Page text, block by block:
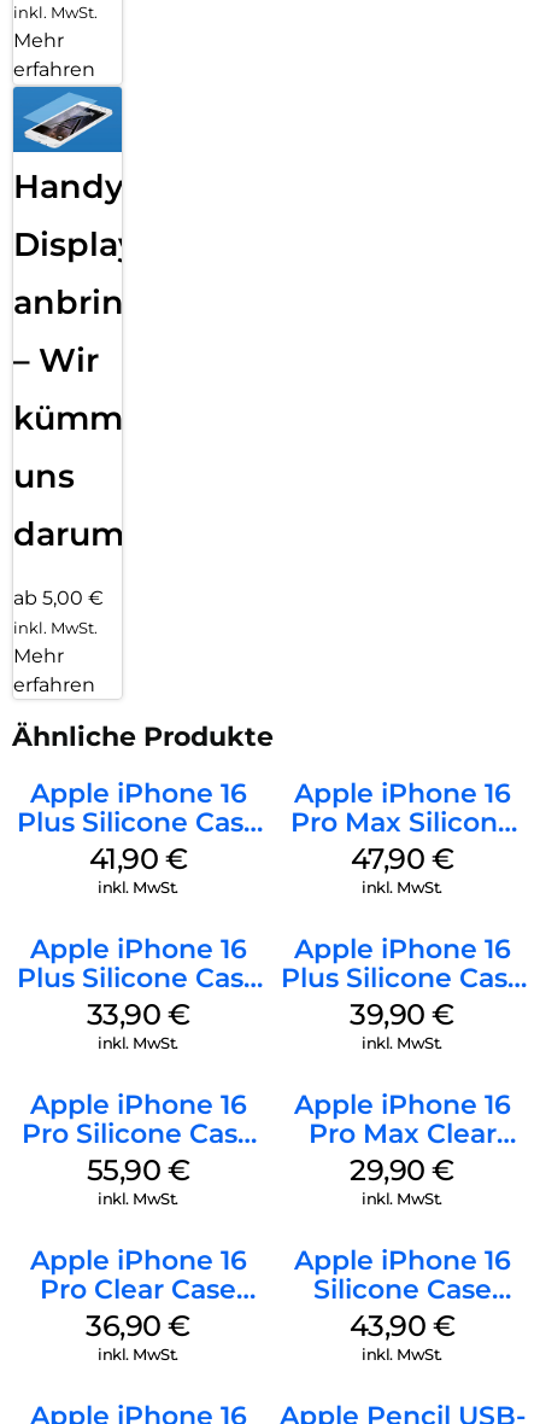
inkl. MwSt.
Mehr
erfahren
Handy
Displayfolie
anbringen
– Wir
kümmern
uns
darum!
ab 5,00 €
inkl. MwSt.
Mehr
erfahren
Ähnliche Produkte
Apple iPhone 16
Plus Silicone Case
MagSafe Stone
Gray
41,90 €
inkl. MwSt.
Apple iPhone 16
Pro Max Silicone
Case MagSafe
Black
47,90 €
inkl. MwSt.
Apple iPhone 16
Plus Silicone Case
MagSafe Lake
Green
33,90 €
inkl. MwSt.
Apple iPhone 16
Plus Silicone Case
MagSafe Plum
39,90€
inkl. MwSt.
Apple iPhone 16
Pro Silicone Case
MagSafe Stone
Gray
55,90 €
inkl. MwSt.
Apple iPhone 16
Pro Max Clear
Case MagSafe
Transparent
29,90€
inkl. MwSt.
Apple iPhone 16
Pro Clear Case
MagSafe
Transparent
36,90€
inkl. MwSt.
Apple iPhone 16
Silicone Case
MagSafe Plum
43,90 €
inkl. MwSt.
Apple iPhone 16 Apple Pencil USB-